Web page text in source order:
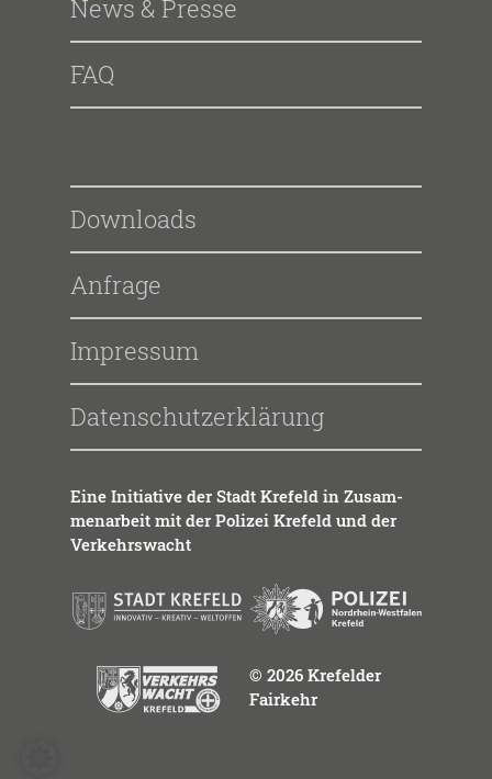
News & Presse
FAQ
Downloads
Anfrage
Impressum
Datenschutzerklärung
Eine Initia­ti­ve der Stadt Kre­feld in Zusam­
men­ar­beit mit der Poli­zei Kre­feld und der
Ver­kehrs­wacht
© 2026 Krefelder
Fairkehr